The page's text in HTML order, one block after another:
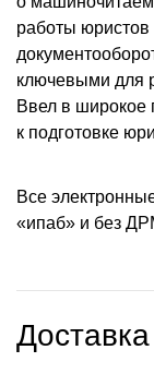
работы
ключевыми для
Ввел в широкое
к подготовке
Все
«ипаб» и без